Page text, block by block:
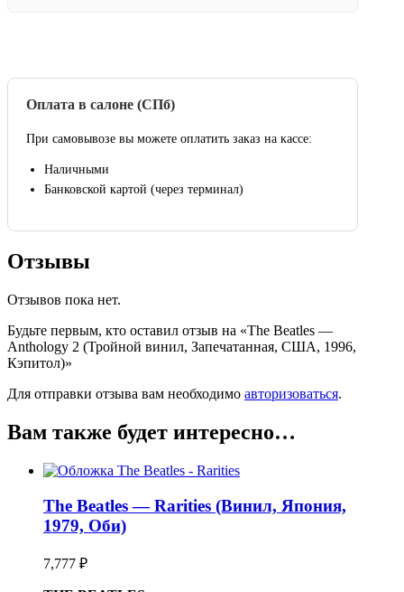
Оплата в салоне (СПб)
При самовывозе вы можете оплатить заказ на кассе:
Наличными
Банковской картой (через терминал)
Отзывы
Отзывов пока нет.
Будьте первым, кто оставил отзыв на «The Beatles —
Anthology 2 (Тройной винил, Запечатанная, США, 1996,
Кэпитол)»
Для отправки отзыва вам необходимо авторизоваться.
Вам также будет интересно…
The Beatles — Rarities (Винил, Япония,
1979, Оби)
7,777 ₽